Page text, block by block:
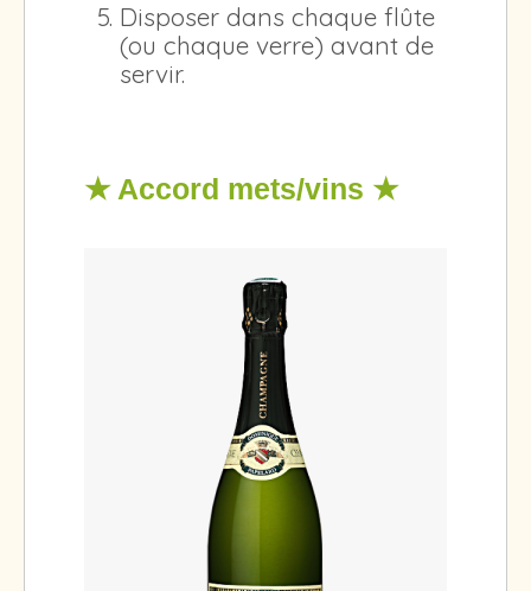
Disposer dans chaque flûte
(ou chaque verre) avant de
servir.
★ Accord mets/vins ★